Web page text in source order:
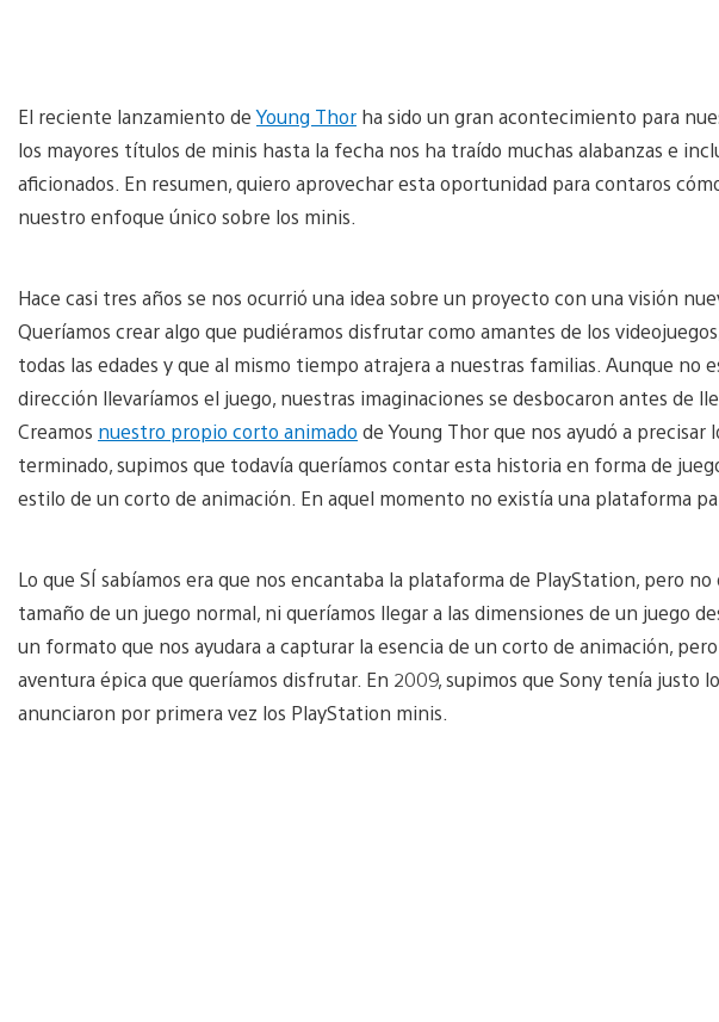
El reciente lanzamiento deYoung Thor ha sido un gran acontecimiento para
los mayores títulos de minis hasta la fecha nos ha traído muchas alabanzas e
aficionados. En resumen, quiero aprovechar esta oportunidad para contaros
nuestro enfoque único sobre los minis.
Hace casi tres años se nos ocurrió una idea sobre un proyecto con una visión
Queríamos crear algo que pudiéramos disfrutar como amantes de los
todas las edades y que al mismo tiempo atrajera a nuestras familias. Aunque no
dirección llevaríamos el juego, nuestras imaginaciones se desbocaron antes de
Creamos nuestro propio corto animado de Young Thor que nos ayudó a precisar
terminado, supimos que todavía queríamos contar esta historia en forma de
estilo de un corto de animación. En aquel momento no existía una plataforma
Lo que SÍ sabíamos era que nos encantaba la plataforma de PlayStation, pero
tamaño de un juego normal, ni queríamos llegar a las dimensiones de un juego
un formato que nos ayudara a capturar la esencia de un corto de animación,
aventura épica que queríamos disfrutar. En 2009, supimos que Sony tenía justo
anunciaron por primera vez los PlayStation minis.